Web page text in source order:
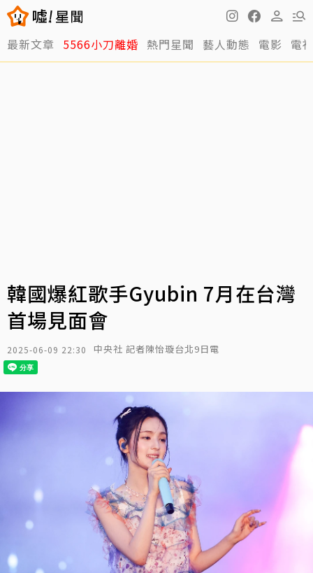
最新文章 5566小刀離婚 熱門星聞 藝人動態 電影 電
韓國爆紅歌手Gyubin 7月在台灣
首場見面會
2025-06-09 22:30 中央社 記者陳怡璇台北9日電